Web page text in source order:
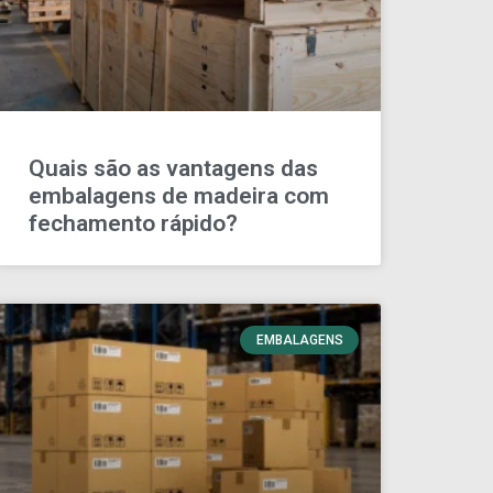
Quais são as vantagens das
embalagens de madeira com
fechamento rápido?
EMBALAGENS